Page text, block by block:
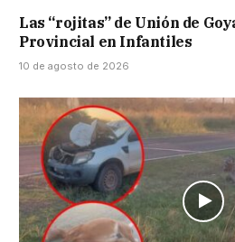
Las “rojitas” de Unión de
Provincial en Infantiles
10 de agosto de 2026